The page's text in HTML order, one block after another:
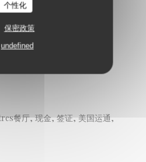
个性化
保密政策
undefined
, 阳台
餐厅, 现金, 签证, 美国运通,